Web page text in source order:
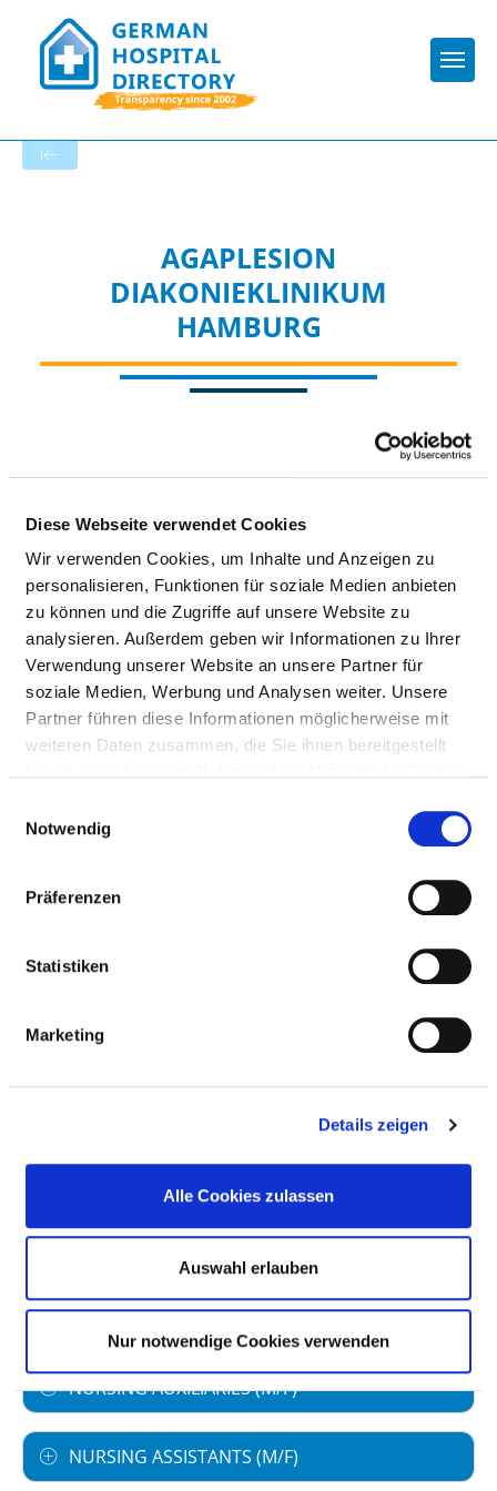
Diese Webseite verwendet Cookies
Wir verwenden Cookies, um Inhalte und Anzeigen zu
personalisieren, Funktionen für soziale Medien anbieten
zu können und die Zugriffe auf unsere Website zu
analysieren. Außerdem geben wir Informationen zu Ihrer
Verwendung unserer Website an unsere Partner für
soziale Medien, Werbung und Analysen weiter. Unsere
Partner führen diese Informationen möglicherweise mit
weiteren Daten zusammen, die Sie ihnen bereitgestellt
Notwendig
Präferenzen
Statistiken
Marketing
Details zeigen
Alle Cookies zulassen
Auswahl erlauben
Nur notwendige Cookies verwenden
AGAPLESION
DIAKONIEKLINIKUM
HAMBURG
Appropriately:
Doctors (m/f)
NURSING STAFF
Personnel resources of the specialist department
with nursing staff. Employees who cannot be clearly
assigned to a specialist department are recorded
PROFESSIONAL
EXPLANATION
Number (total)
Staff in direct
18,70
Staff not in direct
0,00
Out-patient care staff
0,08
In-patient care staff
18,62
NURSING AUXILIARIES (M/F)
NURSING ASSISTANTS (M/F)